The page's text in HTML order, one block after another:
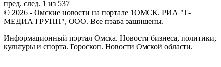
пред. след. 1 из 537
© 2026 - Омские новости на портале 1ОМСК. РИА "Т-
МЕДИА ГРУПП", ООО. Все права защищены.
Информационный портал Омска. Новости бизнеса, политики,
культуры и спорта. Гороскоп. Новости Омской области.